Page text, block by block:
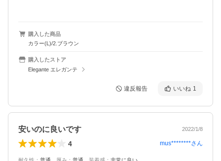
購入した商品
カラー(L)/2.ブラウン
購入したストア
Elegante エレガンテ
違反報告 いいね 1
安いのに良いです 2022/1/8
4 mus********さん